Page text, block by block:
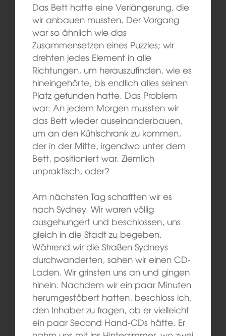
Das Bett hatte eine Verlängerung, die
wir anbauen mussten. Der Vorgang
war so ähnlich wie das
Zusammensetzen eines Puzzles; wir
drehten jedes Element in alle
Richtungen, um herauszufinden, wie es
hineingehörte, bis endlich alles seinen
Platz gefunden hatte. Das Problem
war: An jedem Morgen mussten wir
das Bett wieder auseinanderbauen,
um an den Kühlschrank zu kommen,
der in der Mitte, irgendwo unter dem
Bett, positioniert war. Ziemlich
unpraktisch, oder?
Am nächsten Tag schafften wir es
nach Sydney. Wir waren völlig
ausgehungert und beschlossen, uns
gleich in die Stadt zu begeben.
Während wir die Straßen Sydneys
durchwanderten, sahen wir einen CD-
Laden. Wir grinsten uns an und gingen
hinein. Nachdem wir ein paar Minuten
herumgestöbert hatten, beschloss ich,
den Inhaber zu fragen, ob er vielleicht
ein paar Second Hand-CDs hätte. Er